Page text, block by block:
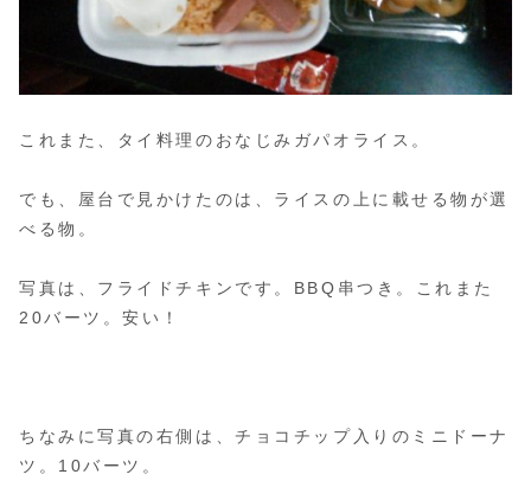
これまた、タイ料理のおなじみガパオライス。
でも、屋台で見かけたのは、ライスの上に載せる物が選
べる物。
写真は、フライドチキンです。BBQ串つき。これまた
20バーツ。安い！
ちなみに写真の右側は、チョコチップ入りのミニドーナ
ツ。10バーツ。